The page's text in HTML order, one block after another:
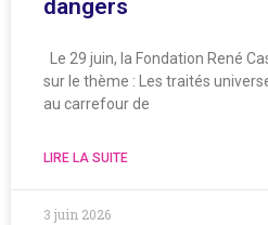
dangers
Le 29 juin, la Fondation René
sur le thème : Les traités
au carrefour de
LIRE LA SUITE
3 juin 2026